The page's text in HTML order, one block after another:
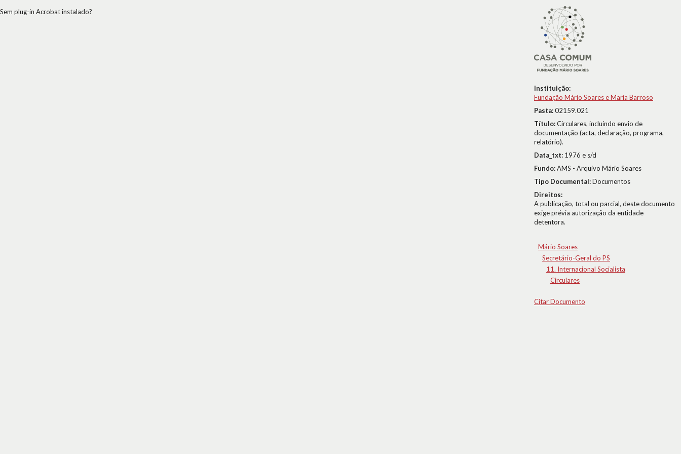
Instituição:
Fundação Mário Soares e Maria Barroso
Pasta:02159.021
Título:Circulares, incluindo envio de
documentação (acta, declaração, programa,
relatório).
Data_txt: 1976 e s/d
Fundo:AMS - Arquivo Mário Soares
Tipo Documental:Documentos
Direitos:
A publicação, total ou parcial, deste documento
exige prévia autorização da entidade
detentora.
Mário Soares
Secretário-Geral do PS
11. Internacional Socialista
Circulares
Citar Documento
Sem plug-in Acrobat instalado?